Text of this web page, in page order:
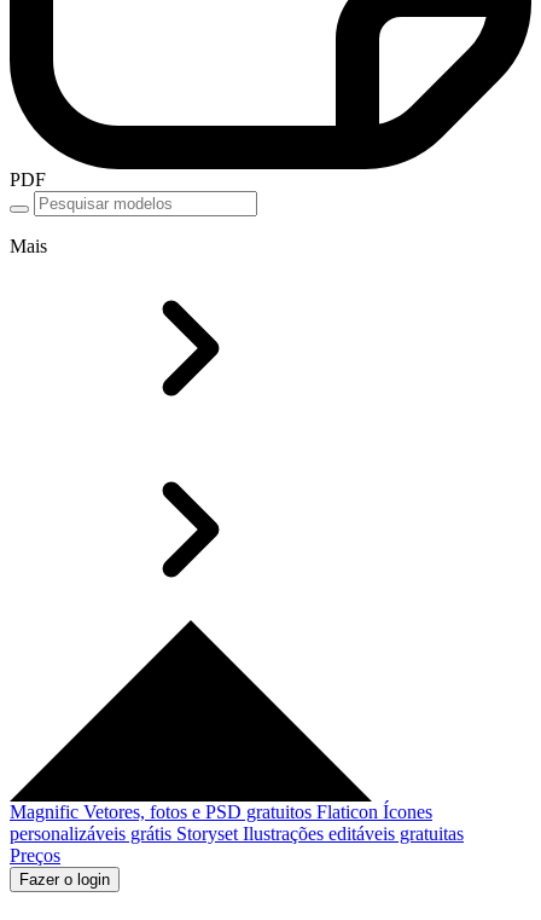
PDF
Mais
Magnific Vetores, fotos e PSD gratuitos Flaticon Ícones
personalizáveis grátis Storyset Ilustrações editáveis gratuitas
Preços
Fazer o login